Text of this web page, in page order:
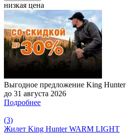
низкая цена
Выгодное предложение King Hunter
до 31 августа 2026
Подробнее
(3)
Жилет King Hunter WARM LIGHT